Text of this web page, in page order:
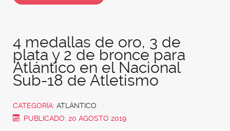
4 medallas de oro, 3 de
plata y 2 de bronce para
Atlántico en el Nacional
Sub-18 de Atletismo
CATEGORÍA: ATLÁNTICO
PUBLICADO: 20 AGOSTO 2019